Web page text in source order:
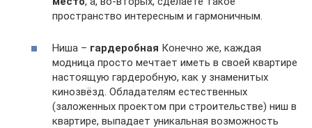
пространство интересным и гармоничным.
Ниша – гардеробная Конечно же, каждая
модница просто мечтает иметь в своей квартире
настоящую гардеробную, как у знаменитых
кинозвёзд. Обладателям естественных
(заложенных проектом при строительстве) ниш в
квартире, выпадает уникальная возможность